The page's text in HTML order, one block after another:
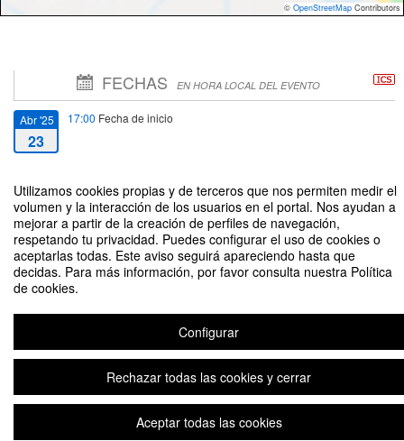
Utilizamos cookies propias y de terceros que nos permiten medir el
volumen y la interacción de los usuarios en el portal. Nos ayudan a
mejorar a partir de la creación de perfiles de navegación,
respetando tu privacidad. Puedes configurar el uso de cookies o
aceptarlas todas. Este aviso seguirá apareciendo hasta que
decidas. Para más información, por favor consulta nuestra Política
de cookies.
Configurar
Rechazar todas las cookies y cerrar
Aceptar todas las cookies
© OpenStreetMap Contributors
FECHAS EN HORA LOCAL DEL EVENTO
Abr '25
23
17:00 Fecha de inicio
Abr '25
23
Plataforma de organización de eventos Symposium